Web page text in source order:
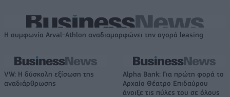
Η συμφωνία Arval-Athlon αναδιαμορφώνει την αγορά leasing
VW: Η δύσκολη εξίσωση της
αναδιάρθρωσης
Alpha Bank: Για πρώτη φορά το
Αρχαίο Θέατρο Επιδαύρου
άνοιξε τις πύλες του σε όλους